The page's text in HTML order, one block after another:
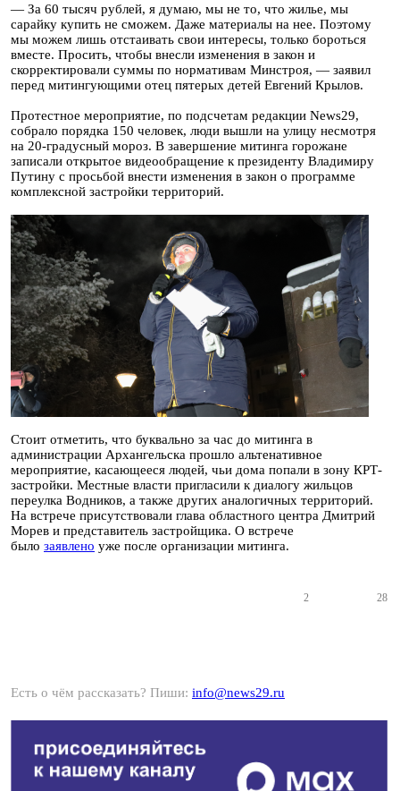
— За 60 тысяч рублей, я думаю, мы не то, что жилье, мы
сарайку купить не сможем. Даже материалы на нее. Поэтому
мы можем лишь отстаивать свои интересы, только бороться
вместе. Просить, чтобы внесли изменения в закон и
скорректировали суммы по нормативам Минстроя, — заявил
перед митингующими отец пятерых детей Евгений Крылов.
Протестное мероприятие, по подсчетам редакции News29,
собрало порядка 150 человек, люди вышли на улицу несмотря
на 20-градусный мороз. В завершение митинга горожане
записали открытое видеообращение к президенту Владимиру
Путину с просьбой внести изменения в закон о программе
комплексной застройки территорий.
Стоит отметить, что буквально за час до митинга в
администрации Архангельска прошло альтенативное
мероприятие, касающееся людей, чьи дома попали в зону КРТ-
застройки. Местные власти пригласили к диалогу жильцов
переулка Водников, а также других аналогичных территорий.
На встрече присутствовали глава областного центра Дмитрий
Морев и представитель застройщика. О встрече
было заявлено уже после организации митинга.
2 28
Есть о чём рассказать? Пиши: info@news29.ru